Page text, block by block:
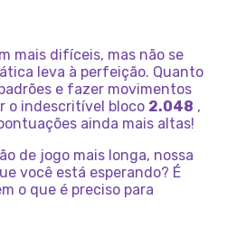
mais difíceis, mas não se
leva à perfeição. Quanto
e fazer movimentos
o indescritível bloco 2.048 ,
ainda mais altas!
de jogo mais longa, nossa
você está esperando? É
o que é preciso para